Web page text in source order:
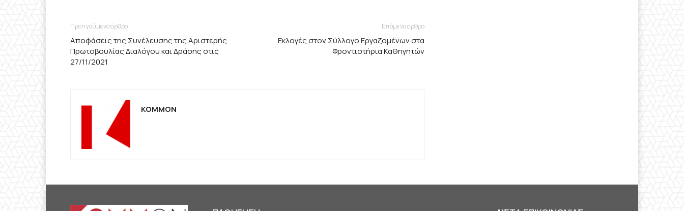
Προηγούμενο άρθρο
Αποφάσεις της Συνέλευσης της Αριστερής
Πρωτοβουλίας Διαλόγου και Δράσης στις
27/11/2021
Επόμενο άρθρο
Εκλογές στον Σύλλογο Εργαζομένων στα
Φροντιστήρια Καθηγητών
KOMMON